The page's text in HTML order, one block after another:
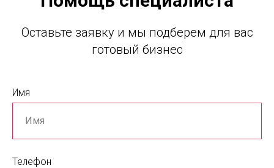
Оставьте заявку и мы подберем для вас
готовый бизнес
Имя
Телефон